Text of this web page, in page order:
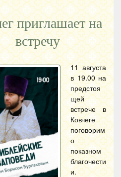
приглашает на
встречу
11 августа
в 19.00 на
предстоя
щей
встрече в
Ковчеге
поговорим
о
показном
благочести
и.